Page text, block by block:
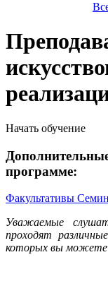
Начать обучение
программе:
Факультативы
Уважаемые
проходят
которых вы можете